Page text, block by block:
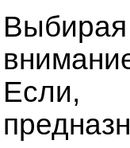
Если,